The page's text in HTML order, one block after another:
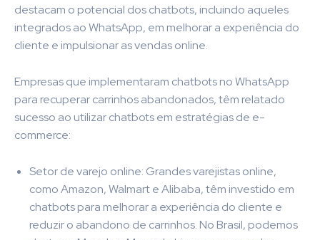
destacam o potencial dos chatbots, incluindo aqueles
integrados ao WhatsApp, em melhorar a experiência do
cliente e impulsionar as vendas online.
Empresas que implementaram chatbots no WhatsApp
para recuperar carrinhos abandonados, têm relatado
sucesso ao utilizar chatbots em estratégias de e-
commerce:
Setor de varejo online: Grandes varejistas online,
como Amazon, Walmart e Alibaba, têm investido em
chatbots para melhorar a experiência do cliente e
reduzir o abandono de carrinhos. No Brasil, podemos